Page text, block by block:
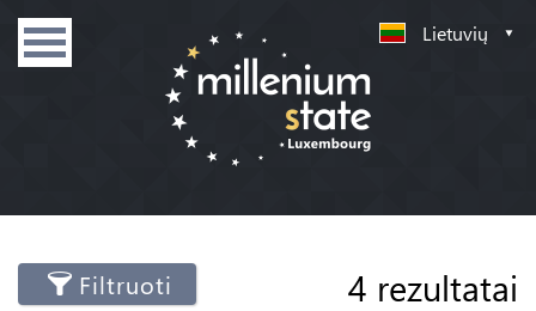
Lietuvių
Filtruoti 4 rezultatai